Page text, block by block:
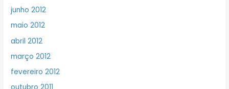
junho 2012
maio 2012
abril 2012
março 2012
fevereiro 2012